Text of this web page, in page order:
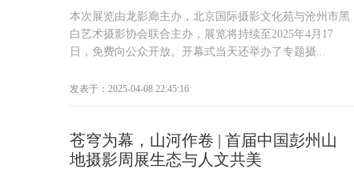
本次展览由龙影廊主办，北京国际摄影文化苑与沧州市黑
白艺术摄影协会联合主办，展览将持续至2025年4月17
日，免费向公众开放。开幕式当天还举办了专题摄...
发表于：2025-04-08 22:45:16
苍穹为幕，山河作卷 | 首届中国彭州山
地摄影周展生态与人文共美